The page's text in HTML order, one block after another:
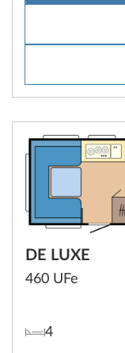
DE LUXE
460 UFe
4